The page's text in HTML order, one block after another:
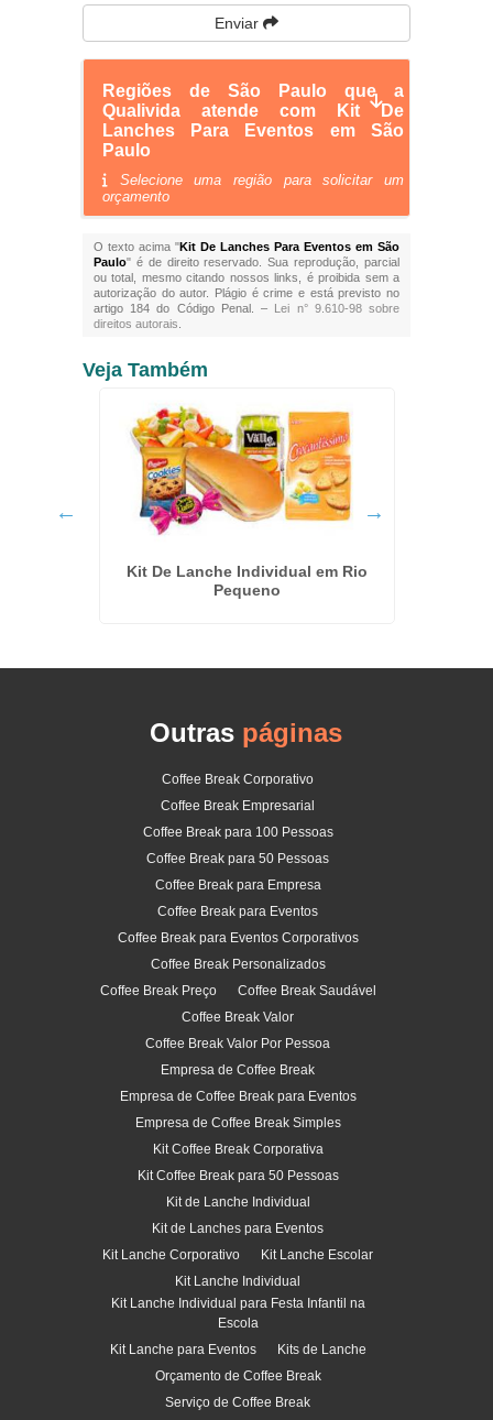
Enviar
Regiões de São Paulo que a
Qualivida atende com Kit De
Lanches Para Eventos em São
Paulo
Selecione uma região para solicitar um
orçamento
O texto acima "Kit De Lanches Para Eventos em São
Paulo" é de direito reservado. Sua reprodução, parcial
ou total, mesmo citando nossos links, é proibida sem a
autorização do autor. Plágio é crime e está previsto no
artigo 184 do Código Penal. – Lei n° 9.610-98 sobre
direitos autorais
Veja Também
Kit De Lanche Individual em Rio
Pequeno
Outras páginas
Coffee Break Corporativo
Coffee Break Empresarial
Coffee Break para 100 Pessoas
Coffee Break para 50 Pessoas
Coffee Break para Empresa
Coffee Break para Eventos
Coffee Break para Eventos Corporativos
Coffee Break Personalizados
Coffee Break Preço
Coffee Break Saudável
Coffee Break Valor
Coffee Break Valor Por Pessoa
Empresa de Coffee Break
Empresa de Coffee Break para Eventos
Empresa de Coffee Break Simples
Kit Coffee Break Corporativa
Kit Coffee Break para 50 Pessoas
Kit de Lanche Individual
Kit de Lanches para Eventos
Kit Lanche Corporativo
Kit Lanche Escolar
Kit Lanche Individual
Kit Lanche Individual para Festa Infantil na
Escola
Kit Lanche para Eventos
Kits de Lanche
Orçamento de Coffee Break
Serviço de Coffee Break